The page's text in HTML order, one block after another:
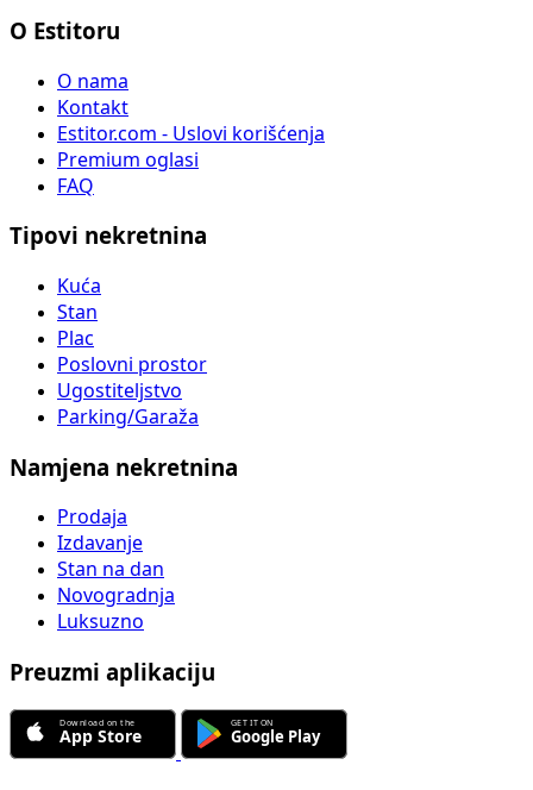
O Estitoru
O nama
Kontakt
Estitor.com - Uslovi korišćenja
Premium oglasi
FAQ
Tipovi nekretnina
Kuća
Stan
Plac
Poslovni prostor
Ugostiteljstvo
Parking/Garaža
Namjena nekretnina
Prodaja
Izdavanje
Stan na dan
Novogradnja
Luksuzno
Preuzmi aplikaciju